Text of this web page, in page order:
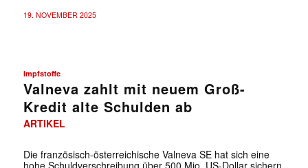
19. NOVEMBER 2025
Impfstoffe
Valneva zahlt mit neuem Groß-
Kredit alte Schulden ab
ARTIKEL
Die französisch-österreichische Valneva SE hat sich eine
hohe Schuldverschreibung über 500 Mio. US-Dollar sichern